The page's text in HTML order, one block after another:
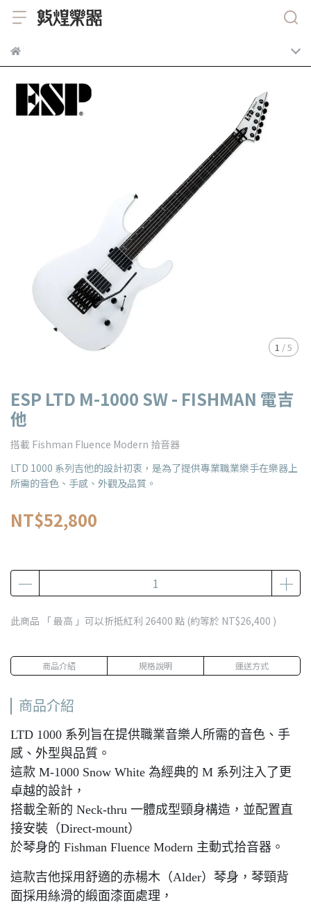
1 /5
ESP LTD M-1000 SW - FISHMAN 電吉
他
搭載 Fishman Fluence Modern 拾音器
LTD 1000 系列吉他的設計初衷，是為了提供專業職業樂手在樂器上
所需的音色、手感、外觀及品質。
NT$52,800
此商品 「 最高 」可以折抵紅利 26400 點 (約等於 NT$26,400 )
商品介紹 規格說明 運送方式
商品介紹
LTD 1000 系列旨在提供職業音樂人所需的音色、手
感、外型與品質。
這款 M-1000 Snow White 為經典的 M 系列注入了更
卓越的設計，
搭載全新的 Neck-thru 一體成型頸身構造，並配置直
接安裝（Direct-mount）
於琴身的 Fishman Fluence Modern 主動式拾音器。
這款吉他採用舒適的赤楊木（Alder）琴身，琴頸背
面採用絲滑的緞面漆面處理，